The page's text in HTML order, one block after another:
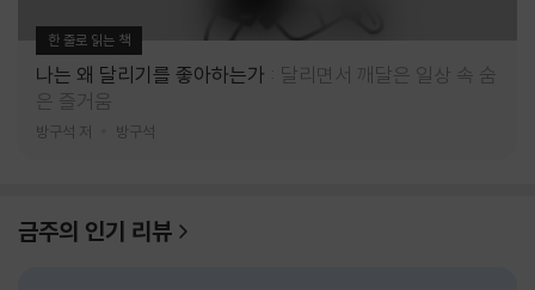
한 줄로 읽는 책
나는 왜 달리기를 좋아하는가
달리면서 깨달은 일상 속 숨
은 즐거움
방구석 저 방구석
금주의 인기 리뷰